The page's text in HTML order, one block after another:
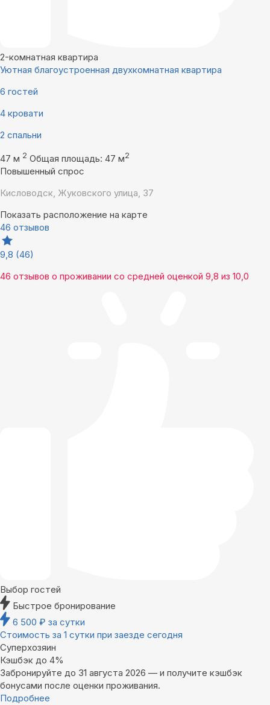
2-комнатная квартира
Уютная благоустроенная двухкомнатная квартира
6 гостей
4 кровати
2 спальни
47 м 2 Общая площадь: 47 м2
Повышенный спрос
Кисловодск, Жуковского улица, 37
Показать расположение на карте
46 отзывов
9,8 (46)
46 отзывов о проживании со средней оценкой 9,8 из 10,0
Выбор гостей
Быстрое бронирование
6 500 ₽ за сутки
Стоимость за 1 сутки при заезде сегодня
Суперхозяин
Кэшбэк до 4%
Забронируйте до 31 августа 2026 — и получите кэшбэк
бонусами после оценки проживания.
Подробнее